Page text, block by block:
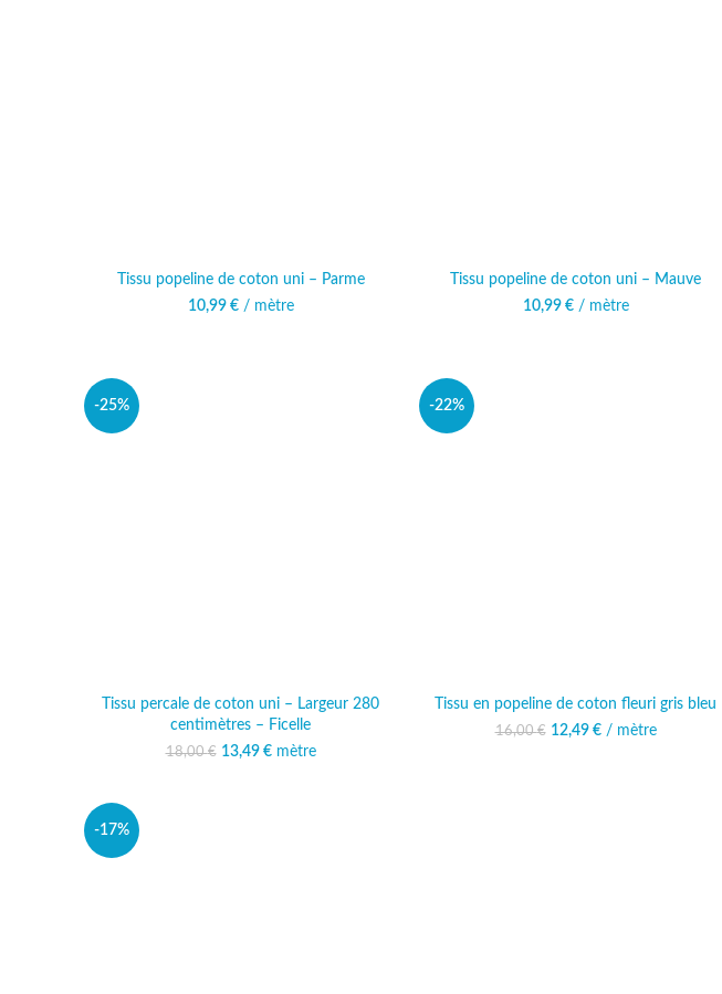
Tissu popeline de coton uni – Parme
10,99 €/ mètre
Tissu popeline de coton uni – Mauve
10,99 €/ mètre
-25%
Tissu percale de coton uni – Largeur 280
centimètres – Ficelle
18,00€
Le prix initial était :
13,49 € Le prix actuel est :
mètre
-22%
Tissu en popeline de coton fleuri gris bleu
16,00€
Le prix initial était :
12,49 € Le prix actuel est :
/ mètre
-17%